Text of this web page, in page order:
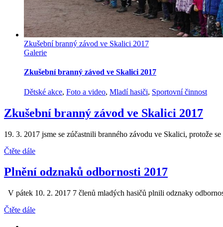
Zkušební branný závod ve Skalici 2017
Galerie
Zkušební branný závod ve Skalici 2017
Dětské akce, Foto a video, Mladí hasiči, Sportovní činnost
Zkušební branný závod ve Skalici 2017
19. 3. 2017 jsme se zúčastnili branného závodu ve Skalici, protože
Čtěte dále
Plnění odznaků odbornosti 2017
V pátek 10. 2. 2017 7 členů mladých hasičů plnili odznaky
Čtěte dále